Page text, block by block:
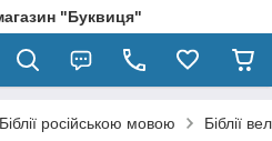
"Буквиця"
Біблії російською мовою Біблії